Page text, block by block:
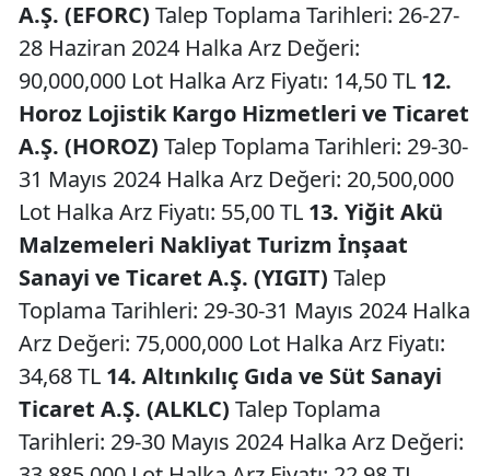
A.Ş. (EFORC) Talep Toplama Tarihleri: 26-27-
28 Haziran 2024 Halka Arz Değeri:
90,000,000 Lot Halka Arz Fiyatı: 14,50 TL 12.
Horoz Lojistik Kargo Hizmetleri ve Ticaret
A.Ş. (HOROZ) Talep Toplama Tarihleri: 29-30-
31 Mayıs 2024 Halka Arz Değeri: 20,500,000
Lot Halka Arz Fiyatı: 55,00 TL 13. Yiğit Akü
Malzemeleri Nakliyat Turizm İnşaat
Sanayi ve Ticaret A.Ş. (YIGIT) Talep
Toplama Tarihleri: 29-30-31 Mayıs 2024 Halka
Arz Değeri: 75,000,000 Lot Halka Arz Fiyatı:
34,68 TL 14. Altınkılıç Gıda ve Süt Sanayi
Ticaret A.Ş. (ALKLC) Talep Toplama
Tarihleri: 29-30 Mayıs 2024 Halka Arz Değeri: